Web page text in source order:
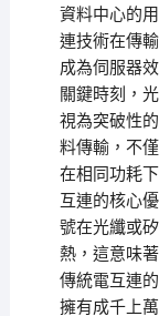
資料中心的
連技術在傳
成為伺服器
關鍵時刻，
視為突破性
料傳輸，不
在相同功耗
互連的核心
號在光纖或
熱，這意味
傳統電互連
擁有成千上